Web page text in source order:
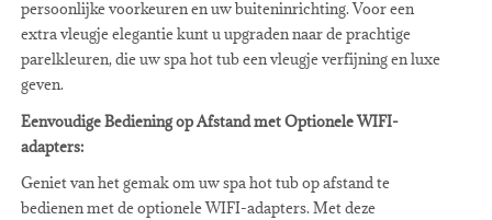
persoonlijke voorkeuren en uw buiteninrichting. Voor een
extra vleugje elegantie kunt u upgraden naar de prachtige
parelkleuren, die uw spa hot tub een vleugje verfijning en luxe
geven.
Eenvoudige Bediening op Afstand met Optionele WIFI-
adapters:
Geniet van het gemak om uw spa hot tub op afstand te
bedienen met de optionele WIFI-adapters. Met deze